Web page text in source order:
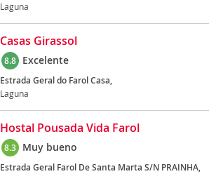
Laguna
Casas Girassol
8.8 Excelente
Estrada Geral do Farol Casa,
Laguna
Hostal Pousada Vida Farol
8.3 Muy bueno
Estrada Geral Farol De Santa Marta S/N PRAINHA,